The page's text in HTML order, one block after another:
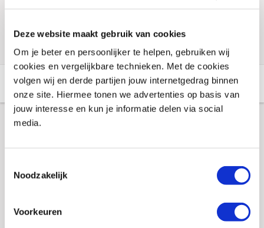
Deze website maakt gebruik van cookies
Om je beter en persoonlijker te helpen, gebruiken wij
cookies en vergelijkbare technieken. Met de cookies
volgen wij en derde partijen jouw internetgedrag binnen
onze site. Hiermee tonen we advertenties op basis van
jouw interesse en kun je informatie delen via social
media.
Noodzakelijk
Voorkeuren
Aanvullende informatie Winkelvoorraad
Merk
Reflectie